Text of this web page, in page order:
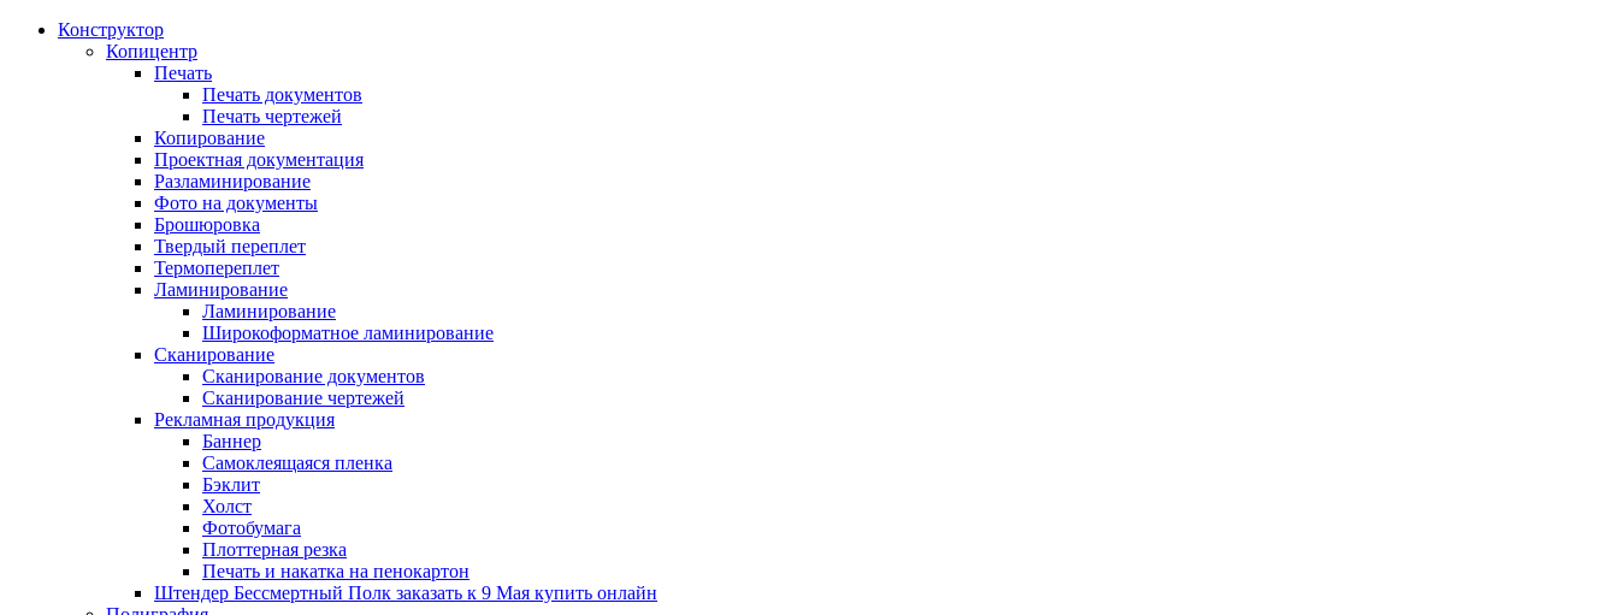
Конструктор
Копицентр
Печать
Печать документов
Печать чертежей
Копирование
Проектная документация
Разламинирование
Фото на документы
Брошюровка
Твердый переплет
Термопереплет
Ламинирование
Ламинирование
Широкоформатное ламинирование
Сканирование
Сканирование документов
Сканирование чертежей
Рекламная продукция
Баннер
Самоклеящаяся пленка
Бэклит
Холст
Фотобумага
Плоттерная резка
Печать и накатка на пенокартон
Штендер Бессмертный Полк заказать к 9 Мая купить онлайн